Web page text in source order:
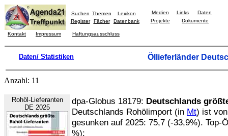
Suchen Themen
Lexikon
Register
Fächer Datenbank
Medien Links
Daten
Projekte
Dokumente
Kontakt Impressum Haftungsausschluss
Daten/ Statistiken Öllieferländer
Anzahl: 11
Rohöl-Lieferanten
DE 2025
dpa-Globus 18179: Deutschlands
Deutschlands Rohölimport (in Mt) ist
gesunken auf 2025: 75,7 (-33,9%). Top-
%):